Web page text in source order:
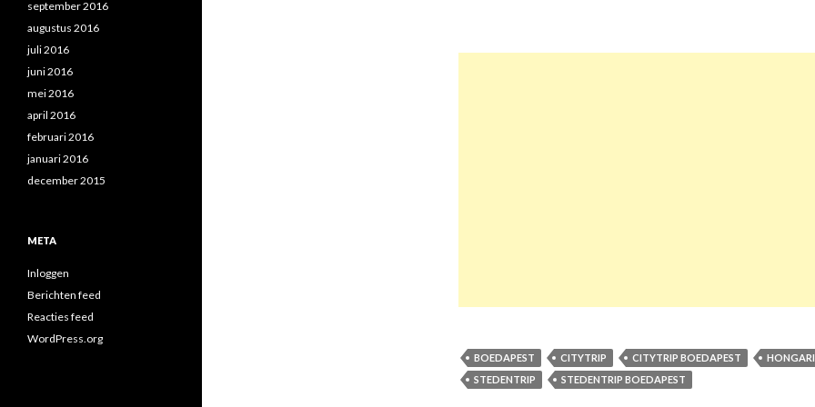
BOEDAPEST CITYTRIP CITYTRIP BOEDAPEST
STEDENTRIP
STEDENTRIP BOEDAPEST
september 2016
augustus 2016
juli 2016
juni 2016
mei 2016
april 2016
februari 2016
januari 2016
december 2015
META
Inloggen
Berichten feed
Reacties feed
WordPress.org